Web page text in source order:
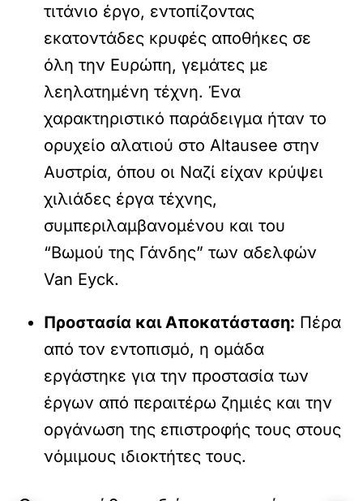
τιτάνιο έργο, εντοπίζοντας
εκατοντάδες κρυφές αποθήκες σε
όλη την Ευρώπη, γεμάτες με
λεηλατημένη τέχνη. Ένα
χαρακτηριστικό παράδειγμα ήταν το
ορυχείο αλατιού στο Altausee στην
Αυστρία, όπου οι Ναζί είχαν κρύψει
χιλιάδες έργα τέχνης,
συμπεριλαμβανομένου και του
“Βωμού της Γάνδης” των αδελφών
Van Eyck.
Προστασία και Αποκατάσταση: Πέρα
από τον εντοπισμό, η ομάδα
εργάστηκε για την προστασία των
έργων από περαιτέρω ζημιές και την
οργάνωση της επιστροφής τους στους
νόμιμους ιδιοκτήτες τους.